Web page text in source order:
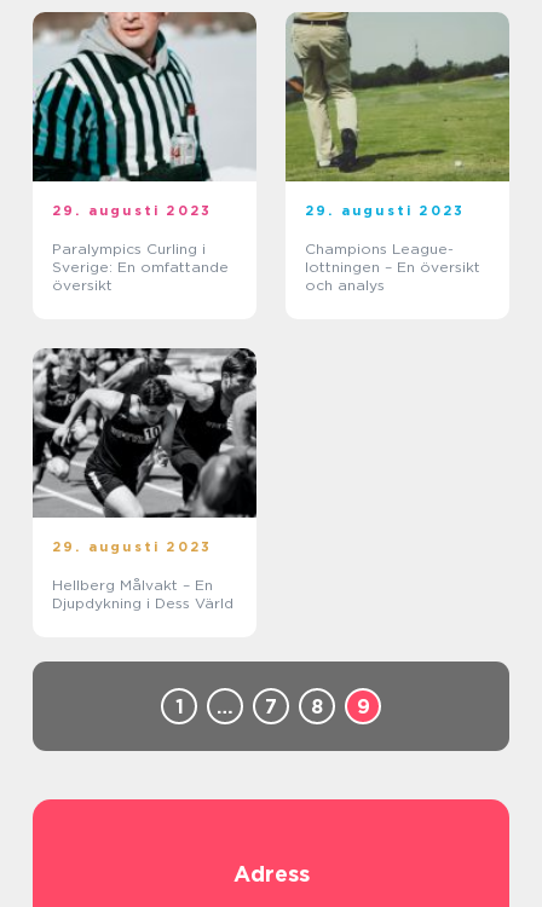
29. augusti 2023
Paralympics Curling i
Sverige: En omfattande
översikt
29. augusti 2023
Champions League-
lottningen – En översikt
och analys
29. augusti 2023
Hellberg Målvakt – En
Djupdykning i Dess Värld
1 … 7 8 9
Adress